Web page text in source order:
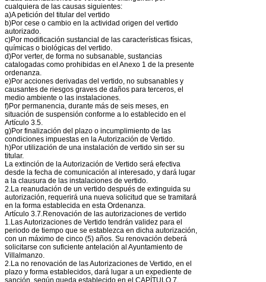
cualquiera de las causas siguientes:
a)A petición del titular del vertido
b)Por cese o cambio en la actividad origen del vertido
autorizado.
c)Por modificación sustancial de las características físicas,
químicas o biológicas del vertido.
d)Por verter, de forma no subsanable, sustancias
catalogadas como prohibidas en el Anexo 1 de la presente
ordenanza.
e)Por acciones derivadas del vertido, no subsanables y
causantes de riesgos graves de daños para terceros, el
medio ambiente o las instalaciones.
f)Por permanencia, durante más de seis meses, en
situación de suspensión conforme a lo establecido en el
Artículo 3.5.
g)Por finalización del plazo o incumplimiento de las
condiciones impuestas en la Autorización de Vertido.
h)Por utilización de una instalación de vertido sin ser su
titular.
La extinción de la Autorización de Vertido será efectiva
desde la fecha de comunicación al interesado, y dará lugar
a la clausura de las instalaciones de vertido.
2.La reanudación de un vertido después de extinguida su
autorización, requerirá una nueva solicitud que se tramitará
en la forma establecida en esta Ordenanza.
Artículo 3.7.Renovación de las autorizaciones de vertido
1.Las Autorizaciones de Vertido tendrán validez para el
periodo de tiempo que se establezca en dicha autorización,
con un máximo de cinco (5) años. Su renovación deberá
solicitarse con suficiente antelación al Ayuntamiento de
Villalmanzo.
2.La no renovación de las Autorizaciones de Vertido, en el
plazo y forma establecidos, dará lugar a un expediente de
sanción, según queda establecido en el CAPÍTULO 7.